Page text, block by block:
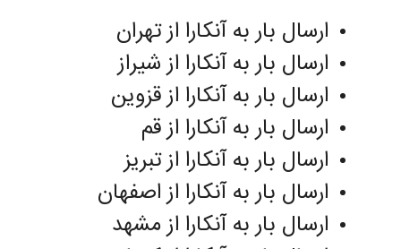
ارسال بار به آنکارا از تهران
ارسال بار به آنکارا از شیراز
ارسال بار به آنکارا از قزوین
ارسال بار به آنکارا از قم
ارسال بار به آنکارا از تبریز
ارسال بار به آنکارا از اصفهان
ارسال بار به آنکارا از مشهد